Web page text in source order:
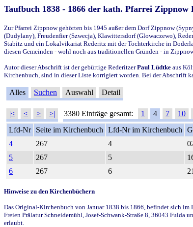
Taufbuch 1838 - 1866 der kath. Pfarrei Zippnow
Zur Pfarrei Zippnow gehörten bis 1945 außer dem Dorf Zippnow
(Dudylany), Freudenfier (Szwecja), Klawittersdorf (Glowaczewo),
Stabitz und ein Lokalvikariat Rederitz mit der Tochterkirche in
diesen Gemeinden - wohl noch aus traditionellen Gründen - in
Autor dieser Abschrift ist der gebürtige RederitzerPaul Lüdtke aus
Kirchenbuch, sind in dieser Liste korrigiert worden. Bei der Abschrift
Alles Suchen Auswahl Detail
|< < > >| 3380 Einträge gesamt: 1 4 7 10
Lfd-Nr
Seite im Kirchenbuch Lfd-Nr im Kirchenbuch
4
267 4
5
267 5
6
267 6
Hinweise zu den Kirchenbüchern
Das Original-Kirchenbuch von Januar 1838 bis 1866, befindet sich
Freien Prälatur Schneidemühl, Josef-Schwank-Straße 8, 36043 Fulda
erlaubt.